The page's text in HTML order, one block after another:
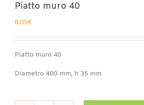
Piatto muro 40
8,05€
Piatto muro 40
Diametro 400 mm, h 35 mm